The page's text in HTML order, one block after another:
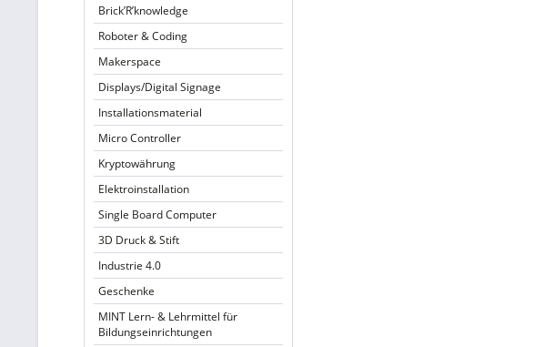
Brick’R’knowledge
Roboter & Coding
Makerspace
Displays/Digital Signage
Installationsmaterial
Micro Controller
Kryptowährung
Elektroinstallation
Single Board Computer
3D Druck & Stift
Industrie 4.0
Geschenke
MINT Lern- & Lehrmittel für
Bildungseinrichtungen